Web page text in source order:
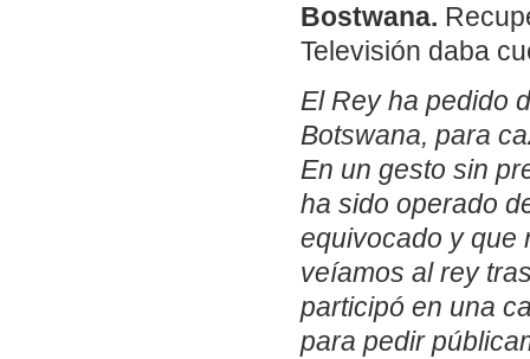
Bostwana.
Televisión daba
El Rey ha pedido
Botswana, para
En un gesto sin
ha sido operado
equivocado y que
veíamos al rey
participó en una
para pedir